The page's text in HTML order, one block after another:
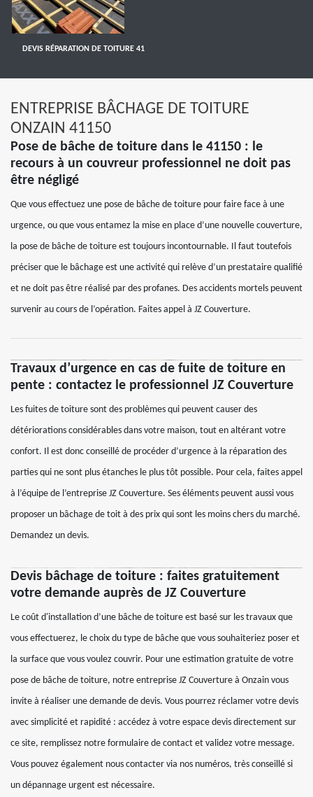
DEVIS RÉPARATION DE TOITURE 41
ENTREPRISE BÂCHAGE DE TOITURE
ONZAIN 41150
Pose de bâche de toiture dans le 41150 : le
recours à un couvreur professionnel ne doit pas
être négligé
Que vous effectuez une pose de bâche de toiture pour faire face à une
urgence, ou que vous entamez la mise en place d’une nouvelle couverture,
la pose de bâche de toiture est toujours incontournable. Il faut toutefois
préciser que le bâchage est une activité qui relève d’un prestataire qualifié
et ne doit pas être réalisé par des profanes. Des accidents mortels peuvent
survenir au cours de l’opération. Faites appel à JZ Couverture.
Travaux d’urgence en cas de fuite de toiture en
pente : contactez le professionnel JZ Couverture
Les fuites de toiture sont des problèmes qui peuvent causer des
détériorations considérables dans votre maison, tout en altérant votre
confort. Il est donc conseillé de procéder d’urgence à la réparation des
parties qui ne sont plus étanches le plus tôt possible. Pour cela, faites appel
à l’équipe de l’entreprise JZ Couverture. Ses éléments peuvent aussi vous
proposer un bâchage de toit à des prix qui sont les moins chers du marché.
Demandez un devis.
Devis bâchage de toiture : faites gratuitement
votre demande auprès de JZ Couverture
Le coût d'installation d’une bâche de toiture est basé sur les travaux que
vous effectuerez, le choix du type de bâche que vous souhaiteriez poser et
la surface que vous voulez couvrir. Pour une estimation gratuite de votre
pose de bâche de toiture, notre entreprise JZ Couverture à Onzain vous
invite à réaliser une demande de devis. Vous pourrez réclamer votre devis
avec simplicité et rapidité : accédez à votre espace devis directement sur
ce site, remplissez notre formulaire de contact et validez votre message.
Vous pouvez également nous contacter via nos numéros, très conseillé si
un dépannage urgent est nécessaire.